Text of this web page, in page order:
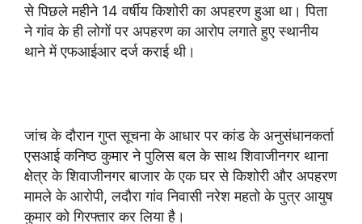
से पिछले महीने 14 वर्षीय किशोरी का अपहरण हुआ था। पिता
ने गांव के ही लोगों पर अपहरण का आरोप लगाते हुए स्थानीय
थाने में एफआईआर दर्ज कराई थी।
जांच के दौरान गुप्त सूचना के आधार पर कांड के अनुसंधानकर्ता
एसआई कनिष्ठ कुमार ने पुलिस बल के साथ शिवाजीनगर थाना
क्षेत्र के शिवाजीनगर बाजार के एक घर से किशोरी और अपहरण
मामले के आरोपी, लदौरा गांव निवासी नरेश महतो के पुत्र आयुष
कुमार को गिरफ्तार कर लिया है।